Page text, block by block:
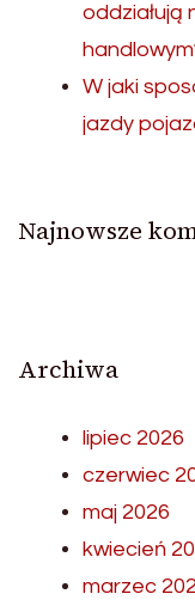
oddziałują
W jaki
jazdy
Najnowsze
Archiwa
lipiec 2026
czerwiec
maj 2026
kwiecień
marzec